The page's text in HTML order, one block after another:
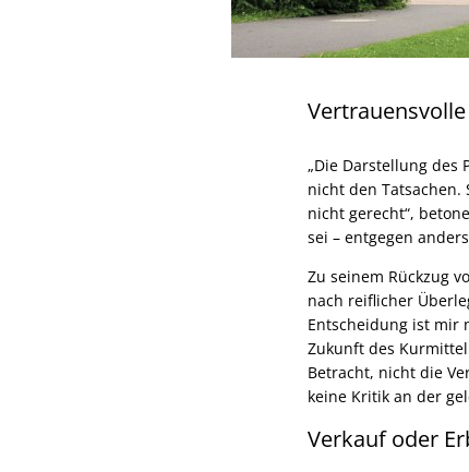
„Die Darstellung
nicht den
nicht gerecht“,
sei – entgegen
Zu seinem Rückzug
nach reiflicher
Entscheidung ist mir
Zukunft des
Betracht, nicht die
keine Kritik an der
Verkauf oder